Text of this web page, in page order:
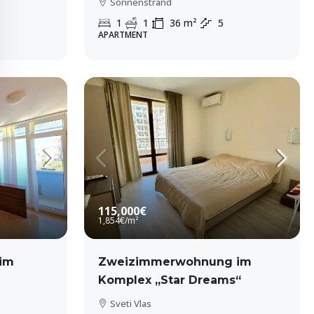
1 1 36 m² 5
APARTMENT
115,000€
1,854€/m²
Zweizimmerwohnung im
Komplex „Star Dreams“
Sveti Vlas